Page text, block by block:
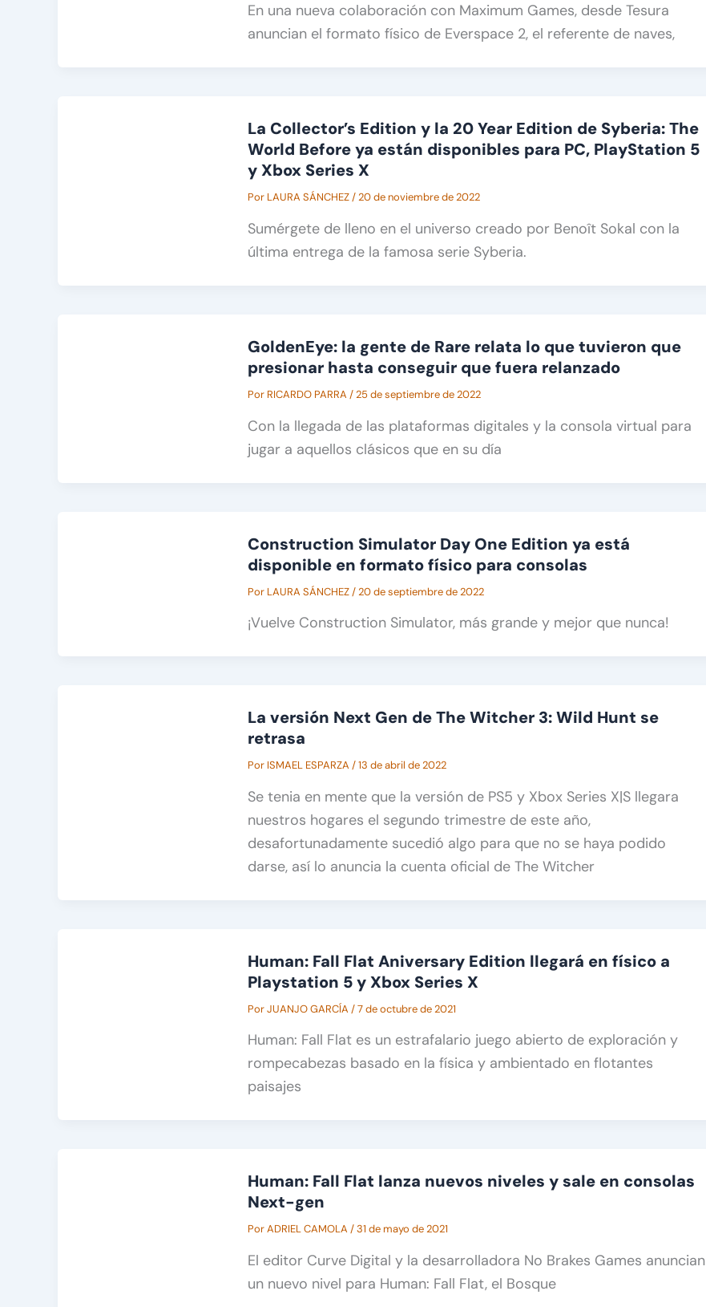
En una nueva colaboración con Maximum Games, desde Tesura
anuncian el formato físico de Everspace 2, el referente de naves,
La Collector’s Edition y la 20 Year Edition de Syberia: The
World Before ya están disponibles para PC, PlayStation 5
y Xbox Series X
Por LAURA SÁNCHEZ/20 de noviembre de 2022
Sumérgete de lleno en el universo creado por Benoît Sokal con la
última entrega de la famosa serie Syberia.
GoldenEye: la gente de Rare relata lo que tuvieron que
presionar hasta conseguir que fuera relanzado
Por RICARDO PARRA /25 de septiembre de 2022
Con la llegada de las plataformas digitales y la consola virtual para
jugar a aquellos clásicos que en su día
Construction Simulator Day One Edition ya está
disponible en formato físico para consolas
Por LAURA SÁNCHEZ/20 de septiembre de 2022
¡Vuelve Construction Simulator, más grande y mejor que nunca!
La versión Next Gen de The Witcher 3: Wild Hunt se
retrasa
Por ISMAEL ESPARZA /13 de abril de 2022
Se tenia en mente que la versión de PS5 y Xbox Series X|S llegara
nuestros hogares el segundo trimestre de este año,
desafortunadamente sucedió algo para que no se haya podido
darse, así lo anuncia la cuenta oficial de The Witcher
Human: Fall Flat Aniversary Edition llegará en físico a
Playstation 5 y Xbox Series X
PorJUANJO GARCÍA /7 de octubre de 2021
Human: Fall Flat es un estrafalario juego abierto de exploración y
rompecabezas basado en la física y ambientado en flotantes
paisajes
Human: Fall Flat lanza nuevos niveles y sale en consolas
Next-gen
PorADRIEL CAMOLA /31 de mayo de 2021
El editor Curve Digital y la desarrolladora No Brakes Games anuncian
un nuevo nivel para Human: Fall Flat, el Bosque